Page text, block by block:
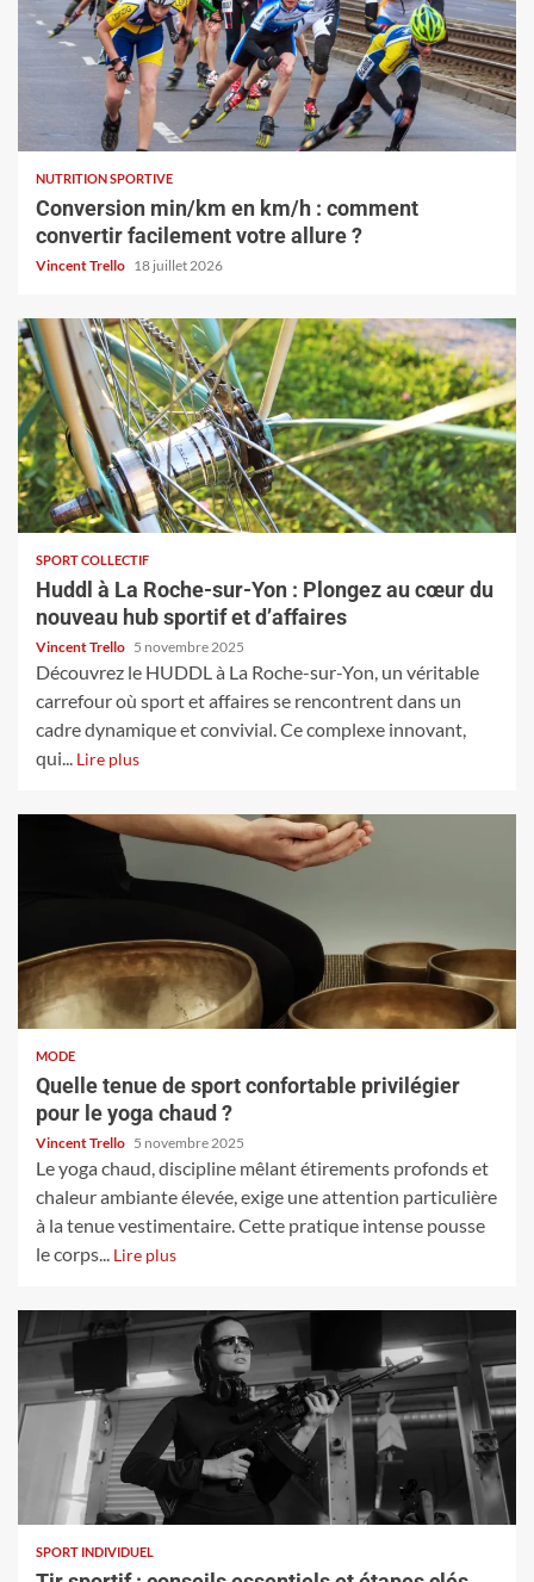
NUTRITION SPORTIVE
Conversion min/km en km/h : comment
convertir facilement votre allure ?
Vincent Trello 18 juillet 2026
SPORT COLLECTIF
Huddl à La Roche-sur-Yon : Plongez au cœur du
nouveau hub sportif et d’affaires
Vincent Trello 5 novembre 2025
Découvrez le HUDDL à La Roche-sur-Yon, un véritable
carrefour où sport et affaires se rencontrent dans un
cadre dynamique et convivial. Ce complexe innovant,
qui... Lire plus
MODE
Quelle tenue de sport confortable privilégier
pour le yoga chaud ?
Vincent Trello 5 novembre 2025
Le yoga chaud, discipline mêlant étirements profonds et
chaleur ambiante élevée, exige une attention particulière
à la tenue vestimentaire. Cette pratique intense pousse
le corps... Lire plus
SPORT INDIVIDUEL